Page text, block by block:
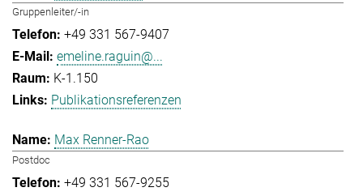
Gruppenleiter/-in
+49 331 567-9407
emeline.raguin@...
K-1.150
Publikationsreferenzen
Max Renner-Rao
Postdoc
+49 331 567-9255